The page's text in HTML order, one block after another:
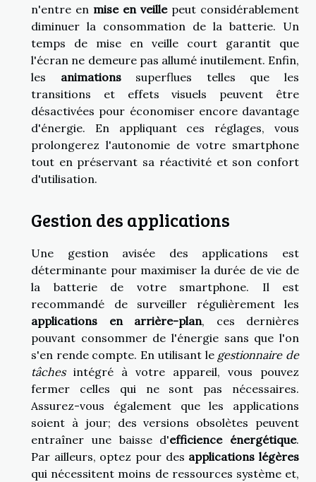
n'entre en mise en veillepeut considérablement
diminuer la consommation de la batterie. Un
temps de mise en veille court garantit que
l'écran ne demeure pas allumé inutilement. Enfin,
les animationssuperflues telles que les
transitions et effets visuels peuvent être
désactivées pour économiser encore davantage
d'énergie. En appliquant ces réglages, vous
prolongerez l'autonomie de votre smartphone
tout en préservant sa réactivité et son confort
d'utilisation.
Gestion des applications
Une gestion avisée des applications est
déterminante pour maximiser la durée de vie de
la batterie de votre smartphone. Il est
recommandé de surveiller régulièrement les
applications en arrière-plan, ces dernières
pouvant consommer de l'énergie sans que l'on
s'en rende compte. En utilisant le gestionnaire de
tâchesintégré à votre appareil, vous pouvez
fermer celles qui ne sont pas nécessaires.
Assurez-vous également que les applications
soient à jour; des versions obsolètes peuvent
entraîner une baisse d'efficience énergétique.
Par ailleurs, optez pour des applications légères
qui nécessitent moins de ressources système et,